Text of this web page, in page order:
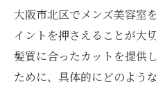
トレンドを先取り！
室の魅力
最新トレンドを
は
大阪市北区でメンズ美容室
イントを押さえることが大
髪質に合ったカットを提供
ために、具体的にどのよう